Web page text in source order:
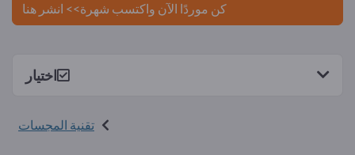
كن موردًا الآن واكتسب شهرة>> انشر هنا
اختيار
تقنية المجسات